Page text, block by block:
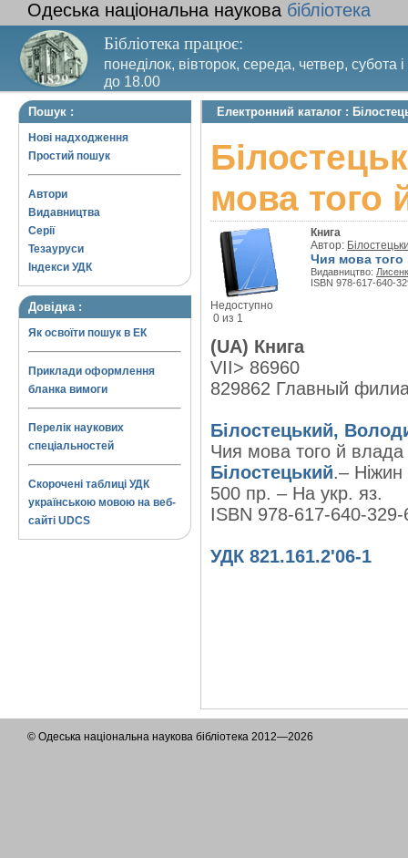
Одеська національна наукова бібліотека
Бібліотека працює:
понеділок, вівторок, середа, четвер, субота
до 18.00
Вихідний день – п’ятниця. Останній четвер
Пошук :
Нові надходження
Простий пошук
Автори
Видавництва
Серії
Тезауруси
Індекси УДК
Довідка :
Як освоїти пошук в ЕК
Приклади оформлення
бланка вимоги
Перелік наукових
спеціальностей
Скорочені таблиці УДК
українською мовою на веб-
сайті UDCS
Електронний каталог :
мова того
Недоступно
0 из 1
Книга
Автор:
Чия мова того
Видавництво:
ISBN 978-617-640-
(UA) Книга
VII> 86960
829862 Главный
Білостецький,
Чия мова того й влада
Білостецький.–
500 пр. – На укр. яз.
ISBN 978-617-640-329-
УДК 821.161.2'06-1
© Одеська національна наукова бібліотека 2012—2026